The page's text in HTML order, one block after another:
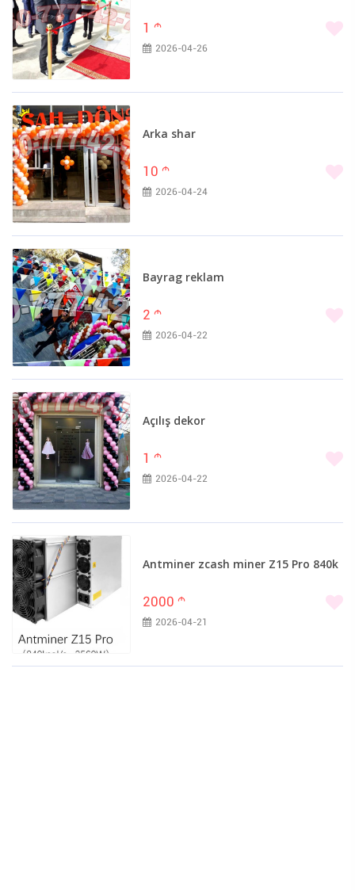
1 m
2026-04-26
Arka shar
10 m
2026-04-24
Bayrag reklam
2 m
2026-04-22
Açılış dekor
1 m
2026-04-22
Antminer zcash miner Z15 Pro 840k
2000 m
2026-04-21